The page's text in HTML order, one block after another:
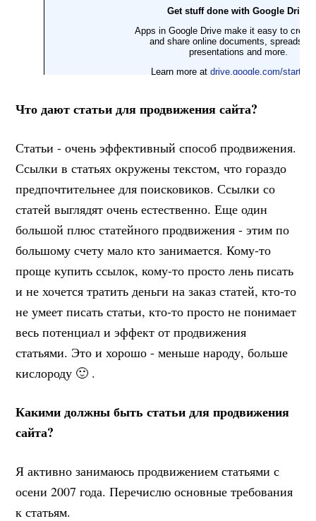
Что дают статьи для продвижения сайта?
Статьи - очень эффективный способ продвижения.
Ссылки в статьях окружены текстом, что гораздо
предпочтительнее для поисковиков. Ссылки со
статей выглядят очень естественно. Еще один
большой плюс статейного продвижения - этим по
большому счету мало кто занимается. Кому-то
проще купить ссылок, кому-то просто лень писать
и не хочется тратить деньги на заказ статей, кто-то
не умеет писать статьи, кто-то просто не понимает
весь потенциал и эффект от продвижения
статьями. Это и хорошо - меньше народу, больше
кислороду 🙂 .
Какими должны быть статьи для продвижения
сайта?
Я активно занимаюсь продвижением статьями с
осени 2007 года. Перечислю основные требования
к статьям.